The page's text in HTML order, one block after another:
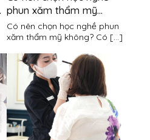
phun xăm thẩm mỹ
không?
Có nên chọn học nghề phun
xăm thẩm mỹ không? Có [...]
Gửi